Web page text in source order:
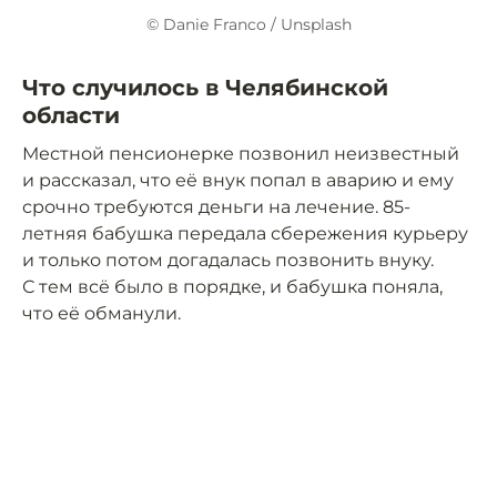
© Danie Franco / Unsplash
Что случилось в Челябинской
области
Местной пенсионерке позвонил неизвестный
и рассказал, что её внук попал в аварию и ему
срочно требуются деньги на лечение. 85-
летняя бабушка передала сбережения курьеру
и только потом догадалась позвонить внуку.
С тем всё было в порядке, и бабушка поняла,
что её обманули.